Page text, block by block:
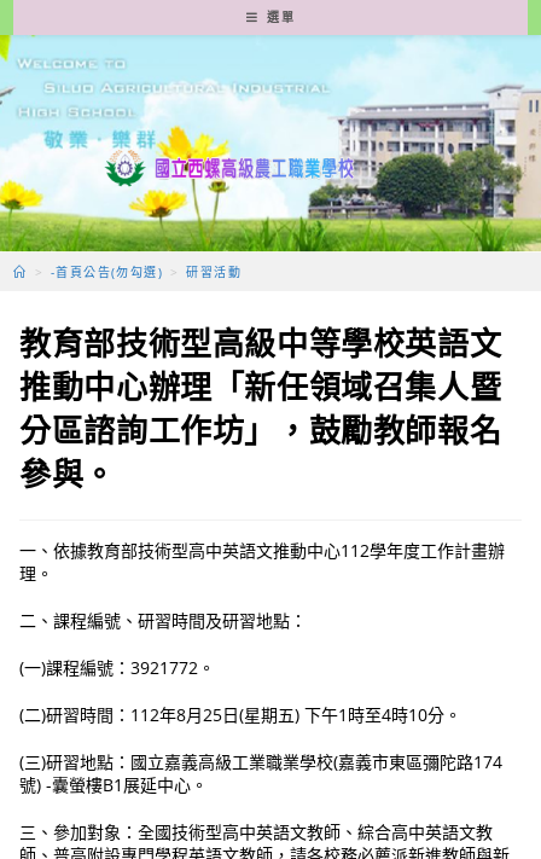
轉
至
要
容
選單
> -首頁公告(勿勾選) > 研習活動
教育部技術型高級中等學校英語文
推動中心辦理「新任領域召集人暨
分區諮詢工作坊」，鼓勵教師報名
參與。
一、依據教育部技術型高中英語文推動中心112學年度工作計畫辦
理。
二、課程編號、研習時間及研習地點：
(一)課程編號：3921772。
(二)研習時間：112年8月25日(星期五) 下午1時至4時10分。
(三)研習地點：國立嘉義高級工業職業學校(嘉義市東區彌陀路174
號) -囊螢樓B1展延中心。
三、參加對象：全國技術型高中英語文教師、綜合高中英語文教